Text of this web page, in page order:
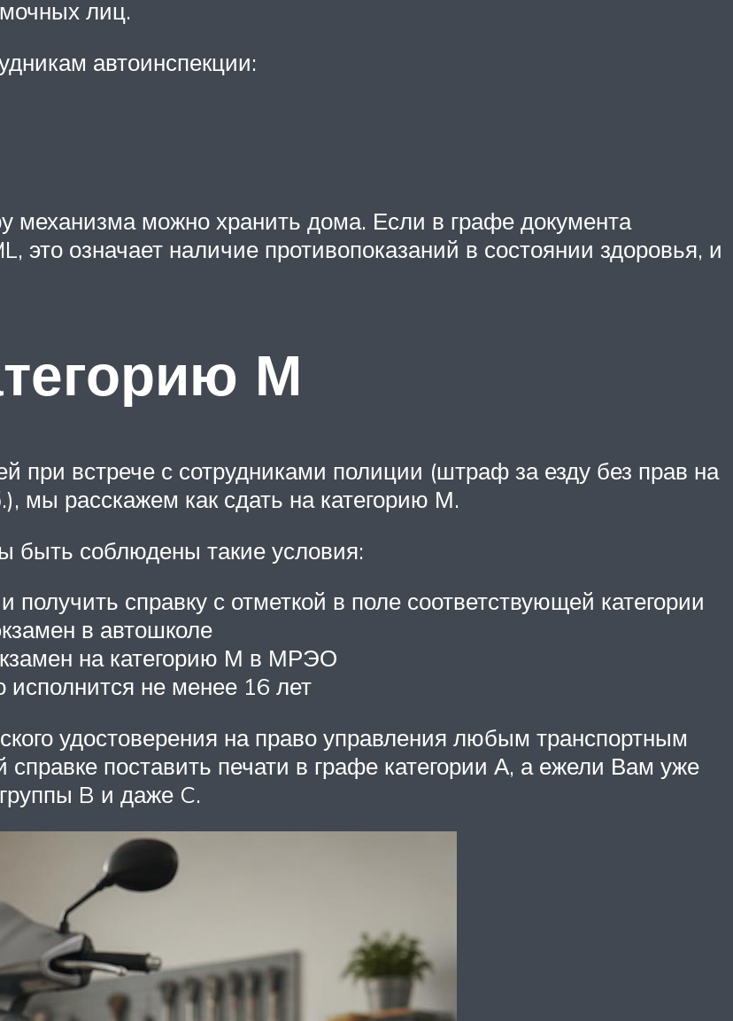
лиц.
автоинспекции:
механизма можно хранить дома. Если в графе документа
это означает наличие противопоказаний в состоянии здоровья, и
М
при встрече с сотрудниками полиции (штраф за езду без прав на
мы расскажем как сдать на категорию М.
быть соблюдены такие условия:
справку с отметкой в поле соответствующей категории
в автошколе
на категорию М в МРЭО
не менее 16 лет
удостоверения на право управления любым транспортным
поставить печати в графе категории А, а ежели Вам уже
B и даже C.